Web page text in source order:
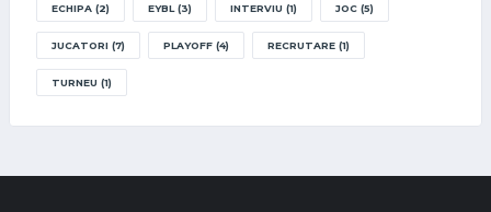
ECHIPA (2) EYBL (3) INTERVIU (1) JOC (5)
JUCATORI (7) PLAYOFF (4) RECRUTARE (1)
TURNEU (1)